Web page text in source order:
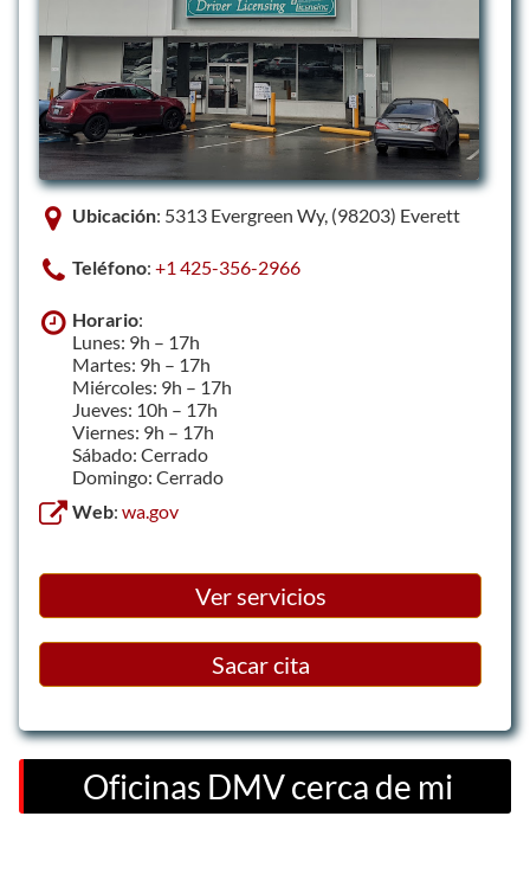
Ubicación: 5313 Evergreen Wy, (98203) Everett
Teléfono: +1 425-356-2966
Horario:
Lunes: 9h – 17h
Martes: 9h – 17h
Miércoles: 9h – 17h
Jueves: 10h – 17h
Viernes: 9h – 17h
Sábado: Cerrado
Domingo: Cerrado
Web: wa.gov
Ver servicios
Sacar cita
Oficinas DMV cerca de mi